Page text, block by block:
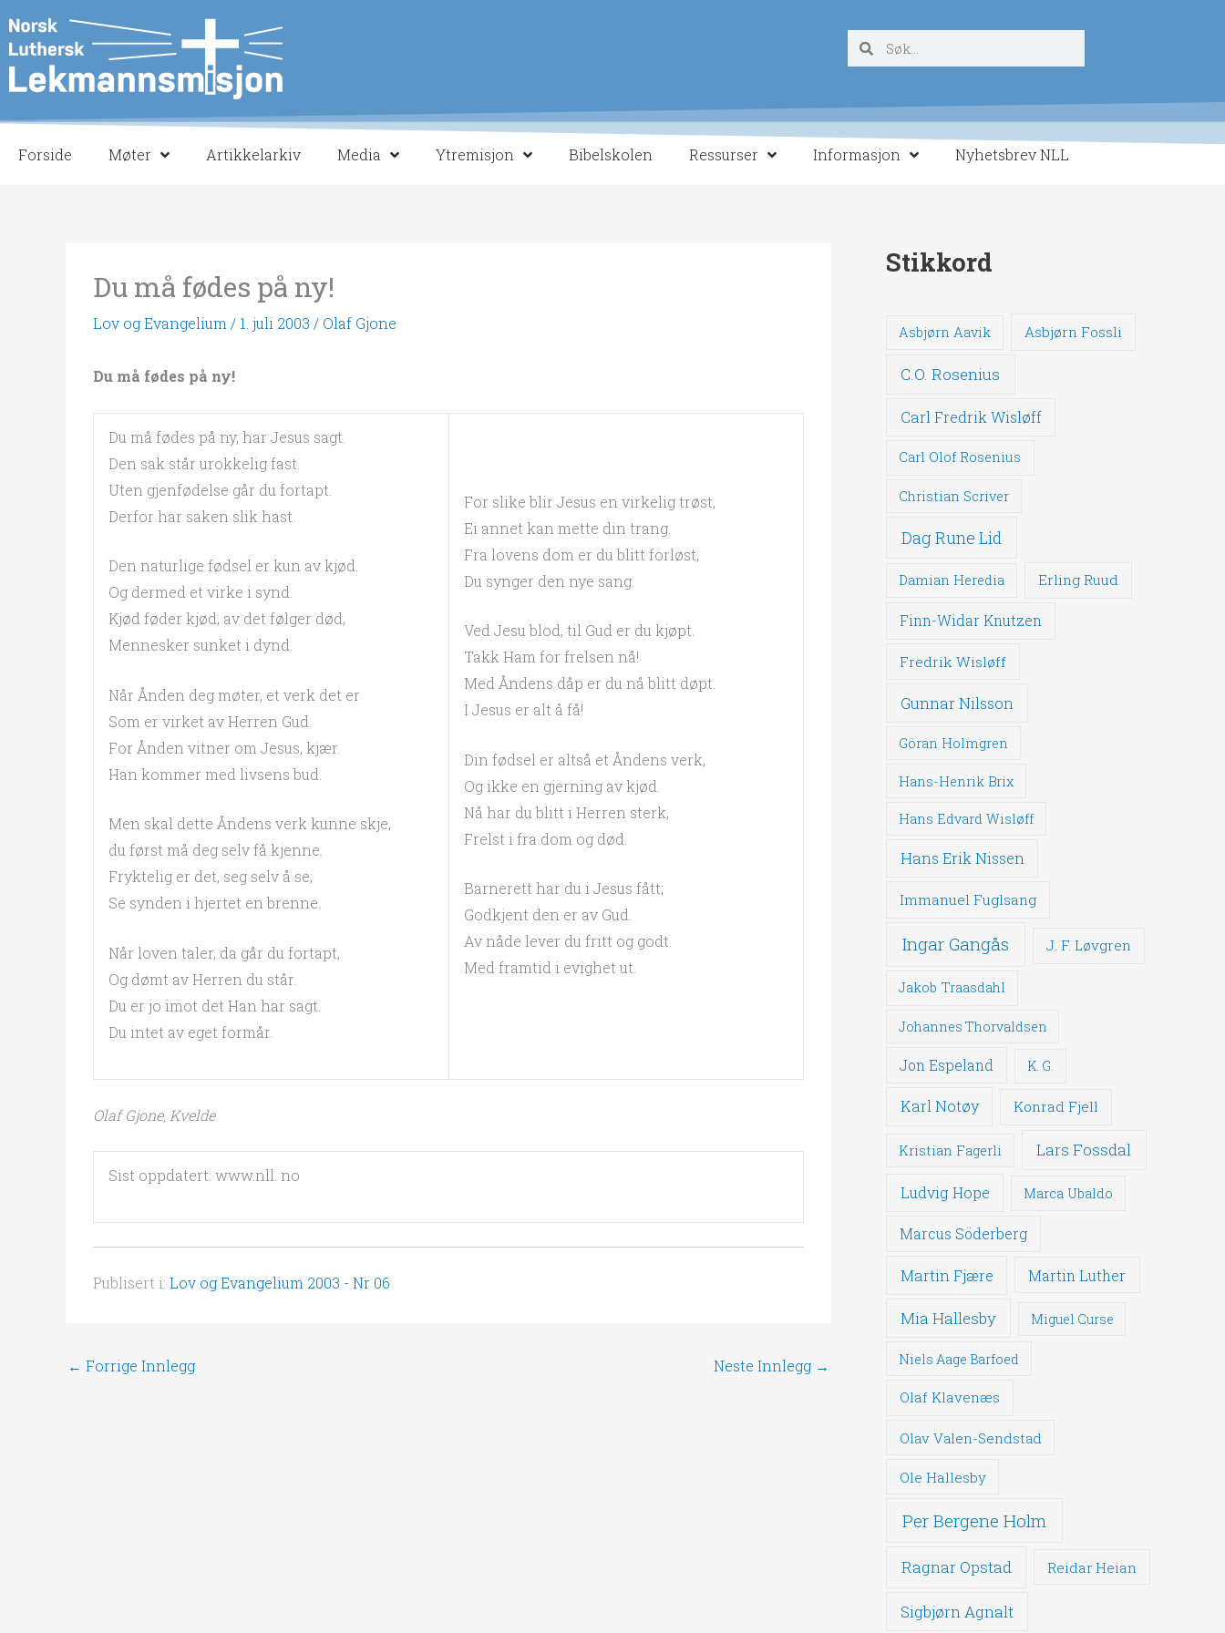
rett
til
innholdet
SøkSøk
Forside Møter Artikkelarkiv Media Ytremisjon Bibelskolen Ressurser Informasjon Nyhetsbrev NLL
Du må fødes på ny!
Lov og Evangelium / 1. juli 2003 / Olaf Gjone
Du må fødes på ny!
Du må fødes på ny, har Jesus sagt.
Den sak står urokkelig fast.
Uten gjenfødelse går du fortapt.
Derfor har saken slik hast.
Den naturlige fødsel er kun av kjød.
Og dermed et virke i synd.
Kjød føder kjød, av det følger død,
Mennesker sunket i dynd.
Når Ånden deg møter, et verk det er
Som er virket av Herren Gud.
For Ånden vitner om Jesus, kjær.
Han kommer med livsens bud.
Men skal dette Åndens verk kunne skje,
du først må deg selv få kjenne.
Fryktelig er det, seg selv å se;
Se synden i hjertet en brenne.
Når loven taler, da går du fortapt,
Og dømt av Herren du står.
Du er jo imot det Han har sagt.
Du intet av eget formår.
For slike blir Jesus en virkelig trøst,
Ei annet kan mette din trang.
Fra lovens dom er du blitt forløst,
Du synger den nye sang.
Ved Jesu blod, til Gud er du kjøpt.
Takk Ham for frelsen nå!
Med Åndens dåp er du nå blitt døpt.
I Jesus er alt å få!
Din fødsel er altså et Åndens verk,
Og ikke en gjerning av kjød.
Nå har du blitt i Herren sterk,
Frelst i fra dom og død.
Barnerett har du i Jesus fått;
Godkjent den er av Gud.
Av nåde lever du fritt og godt.
Med framtid i evighet ut.
Olaf Gjone, Kvelde
Sist oppdatert: www.nll. no
Publisert i: Lov og Evangelium 2003 - Nr 06
← Forrige Innlegg Neste Innlegg →
Stikkord
Asbjørn Aavik Asbjørn Fossli
C.O. Rosenius
Carl Fredrik Wisløff
Carl Olof Rosenius
Christian Scriver
Dag Rune Lid
Damian Heredia Erling Ruud
Finn-Widar Knutzen
Fredrik Wisløff
Gunnar Nilsson
Göran Holmgren
Hans-Henrik Brix
Hans Edvard Wisløff
Hans Erik Nissen
Immanuel Fuglsang
Ingar Gangås J. F. Løvgren
Jakob Traasdahl
Johannes Thorvaldsen
Jon Espeland K. G.
Karl Notøy Konrad Fjell
Kristian Fagerli Lars Fossdal
Ludvig Hope Marca Ubaldo
Marcus Söderberg
Martin Fjære Martin Luther
Mia Hallesby Miguel Curse
Niels Aage Barfoed
Olaf Klavenæs
Olav Valen-Sendstad
Ole Hallesby
Per Bergene Holm
Ragnar Opstad Reidar Heian
Sigbjørn Agnalt